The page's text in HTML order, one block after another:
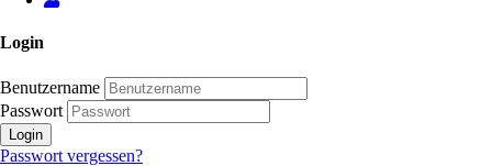
Login
Benutzername
Passwort
Login
Passwort vergessen?